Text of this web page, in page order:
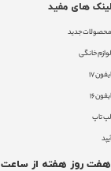
لینک های مفید
محصولات جدید
لوازم خانگی
ایفون ۱۷
ایفون ۱۶
لپ تاپ
آیپد
روز هفته از ساعت 8 الی 19